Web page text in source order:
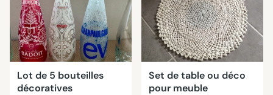
Lot de 5 bouteilles
décoratives
Set de table ou déco
pour meuble